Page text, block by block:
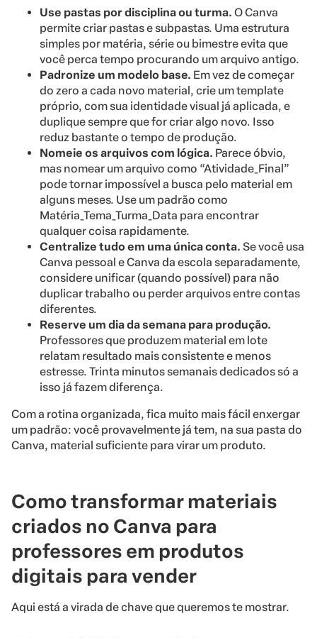
Use pastas por disciplina ou turma. O Canva
permite criar pastas e subpastas. Uma estrutura
simples por matéria, série ou bimestre evita que
você perca tempo procurando um arquivo antigo.
Padronize um modelo base. Em vez de começar
do zero a cada novo material, crie um template
próprio, com sua identidade visual já aplicada, e
duplique sempre que for criar algo novo. Isso
reduz bastante o tempo de produção.
Nomeie os arquivos com lógica. Parece óbvio,
mas nomear um arquivo como “Atividade_Final”
pode tornar impossível a busca pelo material em
alguns meses. Use um padrão como
Matéria_Tema_Turma_Data para encontrar
qualquer coisa rapidamente.
Centralize tudo em uma única conta. Se você usa
Canva pessoal e Canva da escola separadamente,
considere unificar (quando possível) para não
duplicar trabalho ou perder arquivos entre contas
diferentes.
Reserve um dia da semana para produção.
Professores que produzem material em lote
relatam resultado mais consistente e menos
estresse. Trinta minutos semanais dedicados só a
isso já fazem diferença.
Com a rotina organizada, fica muito mais fácil enxergar
um padrão: você provavelmente já tem, na sua pasta do
Canva, material suficiente para virar um produto.
Como transformar materiais
criados no Canva para
professores em produtos
digitais para vender
Aqui está a virada de chave que queremos te mostrar.